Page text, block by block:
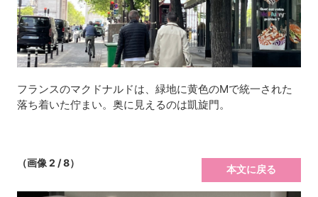
フランスのマクドナルドは、緑地に黄色のMで統一された
落ち着いた佇まい。奥に見えるのは凱旋門。
（画像 2 / 8）
本文に戻る